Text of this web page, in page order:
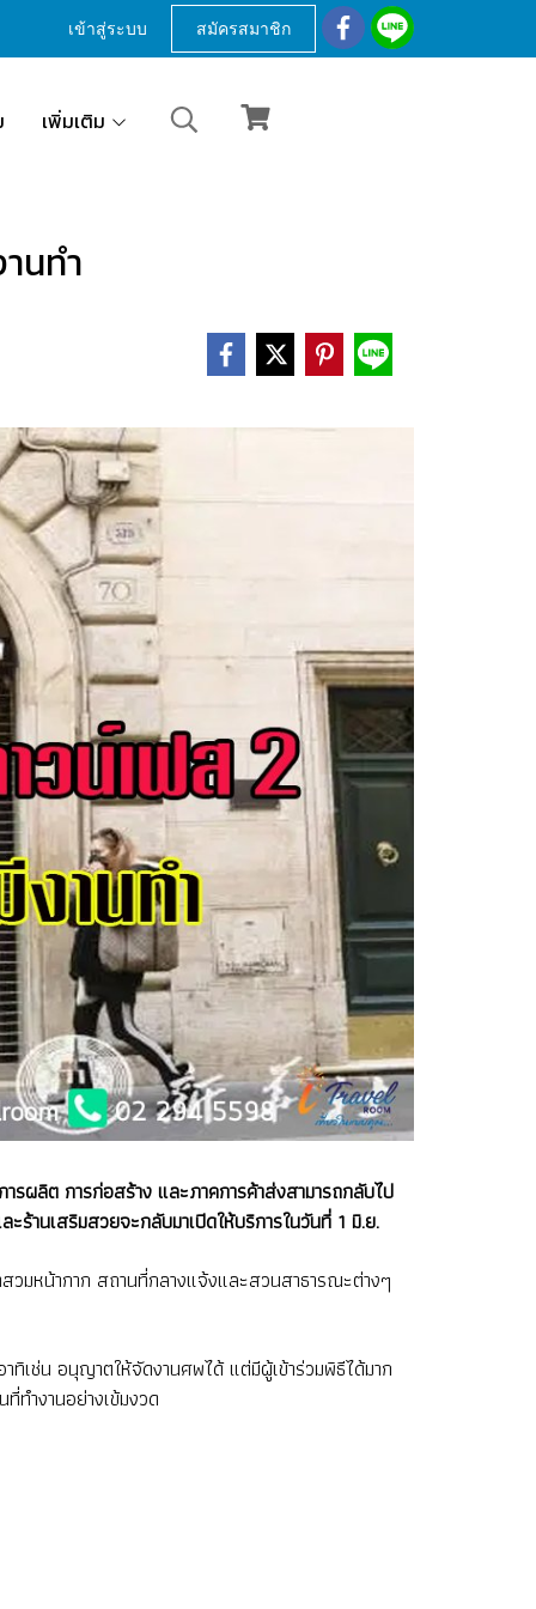
เข้าสู่ระบบ สมัครสมาชิก
เพิ่มเติม
นทำ
ผลิต การก่อสร้าง และภาคการค้าส่งสามารถกลับไป
านเสริมสวยจะกลับมาเปิดให้บริการในวันที่ 1 มิ.ย.
วมหน้ากาก สถานที่กลางแจ้งและสวนสาธารณะต่างๆ
ทิเช่น อนุญาตให้จัดงานศพได้ แต่มีผู้เข้าร่วมพิธีได้มาก
ำงานอย่างเข้มงวด